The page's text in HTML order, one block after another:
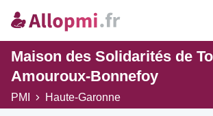
Maison des Solidarités de
Amouroux-Bonnefoy
PMI Haute-Garonne